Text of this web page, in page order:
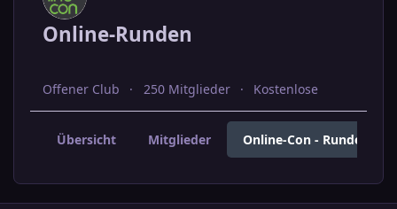
Online-Runden
Offener Club 250 Mitglieder Kostenlose
Übersicht Mitglieder Online-Con -